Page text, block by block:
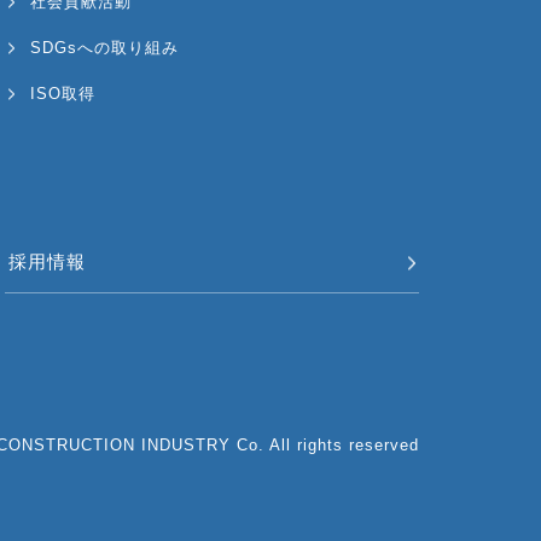
SDGsへの取り組み
ISO取得
採用情報
INDUSTRY Co. All rights reserved